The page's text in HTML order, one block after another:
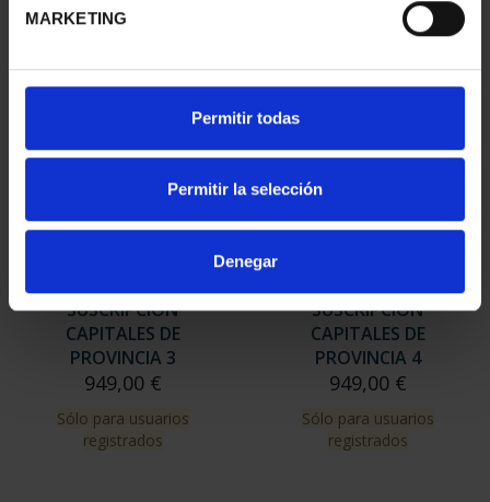
MARKETING
Permitir todas
Permitir la selección
Denegar
Sólo para usuarios
Sólo para usuarios
registrados
SUSCRIPCIÓN
CAPITALES DE
PROVINCIA 3
949,00 €
Sólo para usuarios
registrados
SUSCRIPCIÓN
CAPITALES DE
PROVINCIA 4
949,00 €
Sólo para usuarios
registrados